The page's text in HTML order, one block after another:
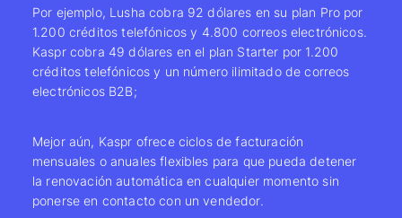
Por ejemplo, Lusha cobra 92 dólares en su plan Pro por
1.200 créditos telefónicos y 4.800 correos electrónicos.
Kaspr cobra 49 dólares en el plan Starter por 1.200
créditos telefónicos y un número ilimitado de correos
electrónicos B2B;
Mejor aún, Kaspr ofrece ciclos de facturación
mensuales o anuales flexibles para que pueda detener
la renovación automática en cualquier momento sin
ponerse en contacto con un vendedor.